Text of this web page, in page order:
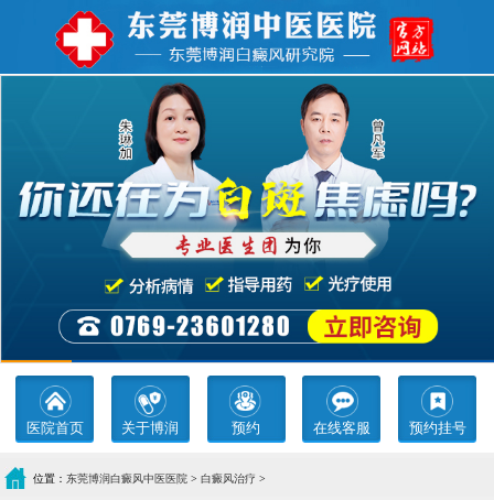
医院首页 关于博润 预约 在线客服 预约挂号
位置： 东莞博润白癜风中医医院 > 白癜风治疗 >